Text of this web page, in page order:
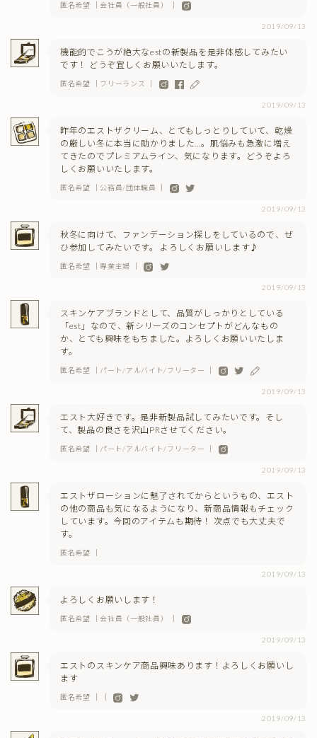
匿名希望 ｜会社員（一般社員） ｜
2019/09/13
機能的でこうが絶大なestの新製品を是非体感してみたい
です！ どうぞ宜しくお願いいたします。
匿名希望 ｜フリーランス ｜
2019/09/13
昨年のエストザクリーム、とてもしっとりしていて、乾燥
の厳しい冬に本当に助かりました…。肌悩みも急激に増え
てきたのでプレミアムライン、気になります。どうぞよろ
しくお願いいたします。
匿名希望 ｜公務員/団体職員 ｜
2019/09/13
秋冬に向けて、ファンデーション探しをしているので、ぜ
ひ参加してみたいです。 よろしくお願いします♪
匿名希望 ｜専業主婦 ｜
2019/09/13
スキンケアブランドとして、品質がしっかりとしている
「est」なので、新シリーズのコンセプトがどんなもの
か、とても興味をもちました。よろしくお願いいたしま
す。
匿名希望 ｜パート/アルバイト/フリーター ｜
2019/09/13
エスト大好きです。是非新製品試してみたいです。そし
て、製品の良さを沢山PRさせてください。
匿名希望 ｜パート/アルバイト/フリーター ｜
2019/09/13
エストザローションに魅了されてからというもの、エスト
の他の商品も気になるようになり、新商品情報もチェック
しています。今回のアイテムも期待！ 次点でも大丈夫で
す。
匿名希望 ｜
2019/09/13
よろしくお願いします！
匿名希望 ｜会社員（一般社員） ｜
2019/09/13
エストのスキンケア商品興味あります！よろしくお願いし
ます
匿名希望 ｜ ｜
2019/09/13